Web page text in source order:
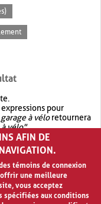
pour
garage à véloretournera
vélo".
OR.garage OR vélo
garage à vélo
AFIN DE
témoins de connexion
une meilleure
vous acceptez
spécifiées aux conditions